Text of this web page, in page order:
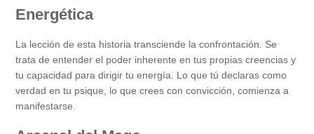
Energética
La lección de esta historia transciende la confrontación. Se
trata de entender el poder inherente en tus propias creencias y
tu capacidad para dirigir tu energía. Lo que tú declaras como
verdad en tu psique, lo que crees con convicción, comienza a
manifestarse.